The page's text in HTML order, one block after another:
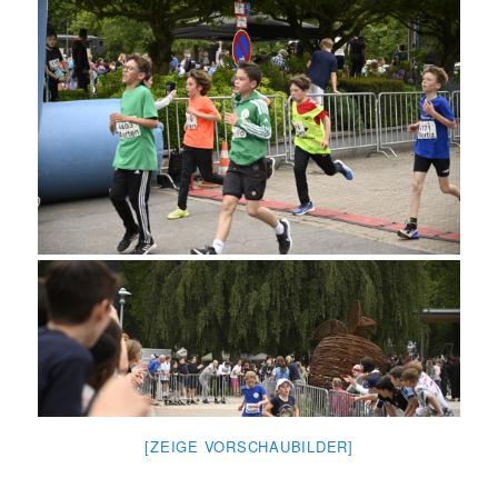
[ZEIGE VORSCHAUBILDER]